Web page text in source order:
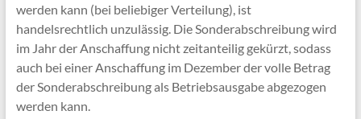
werden kann (bei beliebiger Verteilung), ist
handelsrechtlich unzulässig. Die Sonderabschreibung wird
im Jahr der Anschaffung nicht zeitanteilig gekürzt, sodass
auch bei einer Anschaffung im Dezember der volle Betrag
der Sonderabschreibung als Betriebsausgabe abgezogen
werden kann.